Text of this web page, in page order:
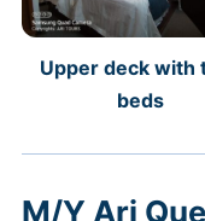
Upper deck with
beds
M/Y Ari